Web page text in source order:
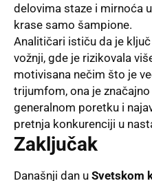
delovima staze i mirnoća
krase samo šampione.
Analitičari ističu da je
vožnji, gde je rizikovala
motivisana nečim što je
trijumfom, ona je
generalnom poretku i
pretnja konkurenciji u
Zaključak
Današnji dan u Svetskom